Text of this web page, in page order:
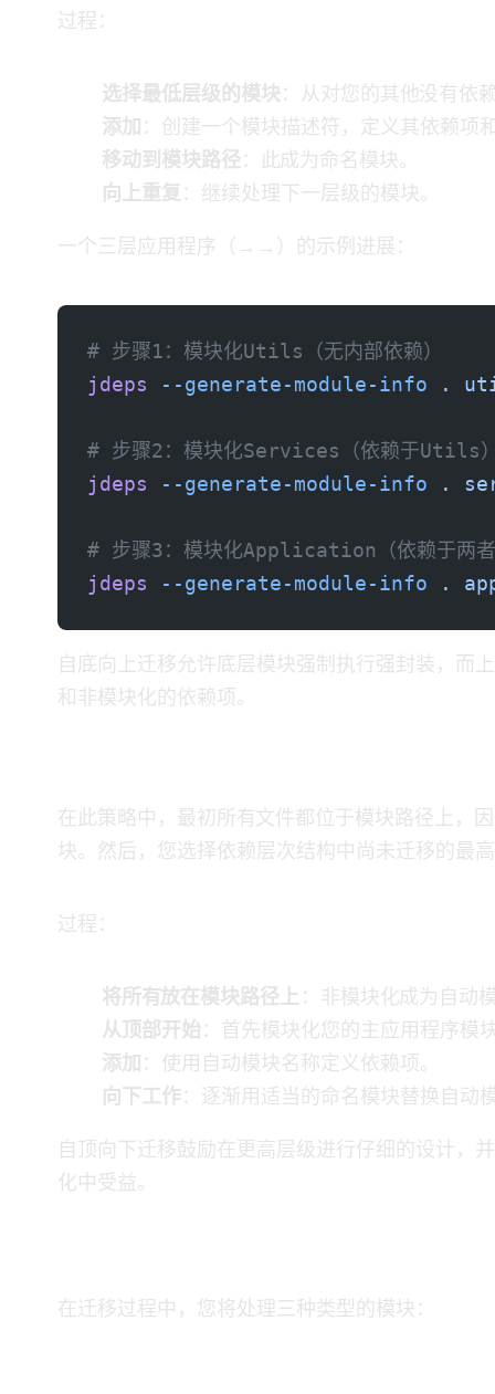
过程：
选择最低层级的模块 ：从对您的其他JAR没有
添加 module-info.java ：创建一个模块描述符，定义其依赖项
移动到模块路径 ：此JAR成为命名模块。
向上重复 ：继续处理下一层级的模块。
一个三层应用程序（Utils → Services → Application）的示例进展：
# 步骤1：模块化Utils（无内部依赖）
jdeps --generate-module-info .
# 步骤2：模块化Services（依赖于Utils
jdeps --generate-module-info .
# 步骤3：模块化Application（依赖于两
jdeps --generate-module-info .
自底向上迁移允许底层模块强制执行强封装，而
和非模块化的依赖项。
在此策略中，最初所有JAR文件都位于模块路径上
块。然后，您选择依赖层次结构中尚未迁移的最
过程：
将所有JAR放在模块路径上 ：非模块化JAR成为自动
从顶部开始 ：首先模块化您的主应用程序模
添加 module-info.java ：使用自动模块名称定义依赖项。
向下工作 ：逐渐用适当的命名模块替换自动
自顶向下迁移鼓励在更高层级进行仔细的API设计
化中受益。
在迁移过程中，您将处理三种类型的模块：